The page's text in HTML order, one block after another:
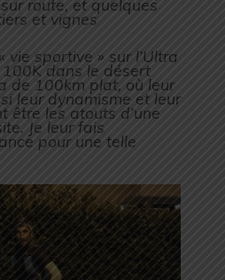
route, et quelques
et vignes
vie sportive » sur l’Ultra
dans le désert
de 100km plat, où leur
leur dynamisme et leur
être les atouts d’une
Je leur fais
pour une telle